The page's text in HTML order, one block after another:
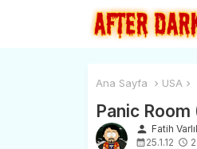
Ana Sayfa USA
Panic Room
person Fatih
25.1.12